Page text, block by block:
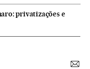
privatizações e